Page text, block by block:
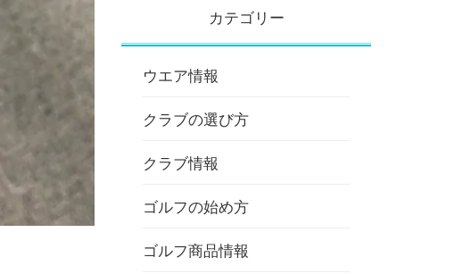
カテゴリー
ウエア情報
クラブの選び方
クラブ情報
ゴルフの始め方
ゴルフ商品情報